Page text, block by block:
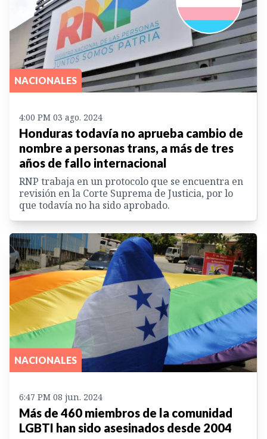
NACIONALES
4:00 PM 03 ago. 2024
Honduras todavía no aprueba cambio de
nombre a personas trans, a más de tres
años de fallo internacional
RNP trabaja en un protocolo que se encuentra en
revisión en la Corte Suprema de Justicia, por lo
que todavía no ha sido aprobado.
NACIONALES
6:47 PM 08 jun. 2024
Más de 460 miembros de la comunidad
LGBTI han sido asesinados desde 2004